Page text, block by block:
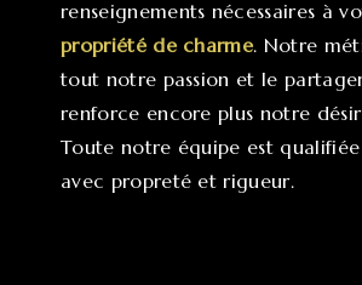
renseignements nécessaires à
propriété de charme. Notre
tout notre passion et le
renforce encore plus notre
Toute notre équipe est
avec propreté et rigueur.